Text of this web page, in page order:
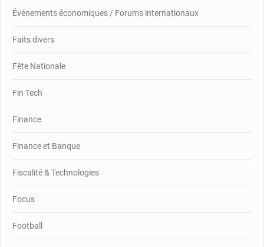
Événements économiques / Forums internationaux
Faits divers
Fête Nationale
Fin Tech
Finance
Finance et Banque
Fiscalité & Technologies
Focus
Football